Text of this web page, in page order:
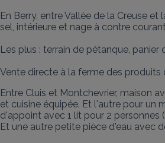
En Berry, entre Vallée de la Creuse
sel, intérieure et nage à contre
Les plus : terrain de pétanque,
Vente directe à la ferme des produits
Entre Cluis et Montchevrier, maison
et cuisine équipée. Et l'autre pour
d'appoint avec 1 lit pour 2
Et une autre petite pièce d'eau avec